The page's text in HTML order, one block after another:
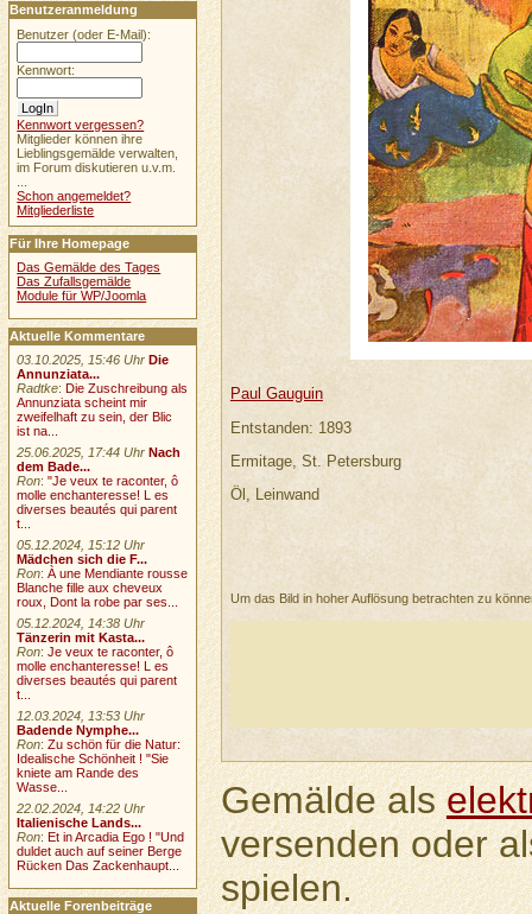
Paul Gauguin
Entstanden: 1893
Ermitage, St. Petersburg
Öl, Leinwand
Um das Bild in hoher Auflösung betrachten zu
Gemälde als
versenden oder
spielen.
Benutzeranmeldung
Benutzer (oder E-Mail):
Kennwort:
Kennwort vergessen?
Mitglieder können ihre
Lieblingsgemälde verwalten,
im Forum diskutieren u.v.m.
Schon angemeldet?
Mitgliederliste
Für Ihre Homepage
Das Gemälde des Tages
Das Zufallsgemälde
Module für WP/Joomla
Aktuelle Kommentare
03.10.2025, 15:46 Uhr Die
Annunziata...
Radtke: Die Zuschreibung als
Annunziata scheint mir
zweifelhaft zu sein, der Blic
ist na...
25.06.2025, 17:44 Uhr Nach
dem Bade...
Ron:"Je veux te raconter, ô
molle enchanteresse! L es
diverses beautés qui parent
t...
05.12.2024, 15:12 Uhr
Mädchen sich die F...
Ron:À une Mendiante rousse
Blanche fille aux cheveux
roux, Dont la robe par ses...
05.12.2024, 14:38 Uhr
Tänzerin mit Kasta...
Ron:Je veux te raconter, ô
molle enchanteresse! L es
diverses beautés qui parent
t...
12.03.2024, 13:53 Uhr
Badende Nymphe...
Ron:Zu schön für die Natur:
Idealische Schönheit ! "Sie
kniete am Rande des
Wasse...
22.02.2024, 14:22 Uhr
Italienische Lands...
Ron:Et in Arcadia Ego ! "Und
duldet auch auf seiner Berge
Rücken Das Zackenhaupt...
Aktuelle Forenbeiträge